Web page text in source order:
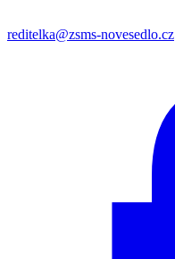
reditelka@zsms-novesedlo.cz